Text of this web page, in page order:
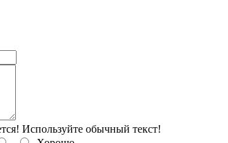
Используйте обычный текст!